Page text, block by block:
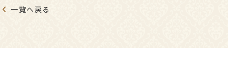
一覧へ戻る